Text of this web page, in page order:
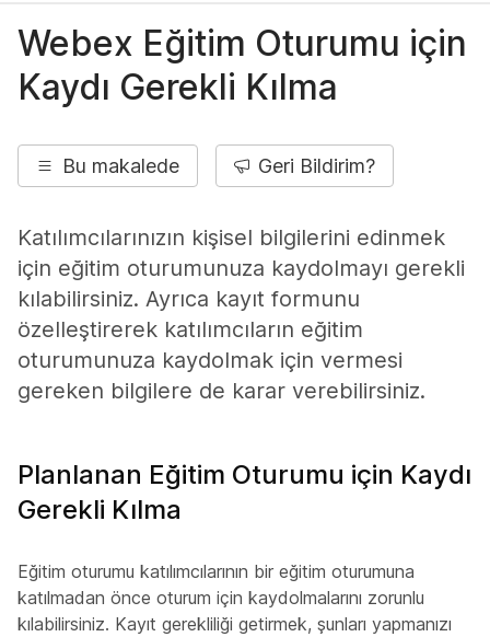
Webex Eğitim Oturumu için
Kaydı Gerekli Kılma
Bu makalede Geri Bildirim?
Katılımcılarınızın kişisel bilgilerini edinmek
için eğitim oturumunuza kaydolmayı gerekli
kılabilirsiniz. Ayrıca kayıt formunu
özelleştirerek katılımcıların eğitim
oturumunuza kaydolmak için vermesi
gereken bilgilere de karar verebilirsiniz.
Planlanan Eğitim Oturumu için Kaydı
Gerekli Kılma
Eğitim oturumu katılımcılarının bir eğitim oturumuna
katılmadan önce oturum için kaydolmalarını zorunlu
kılabilirsiniz. Kayıt gerekliliği getirmek, şunları yapmanızı